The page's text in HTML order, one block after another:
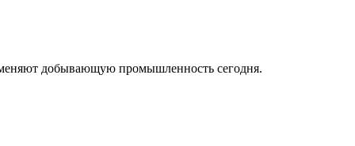
добывающую промышленность сегодня.